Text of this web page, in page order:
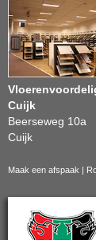
Cuijk
Beerseweg 10a
Cuijk
Maak een afspaak